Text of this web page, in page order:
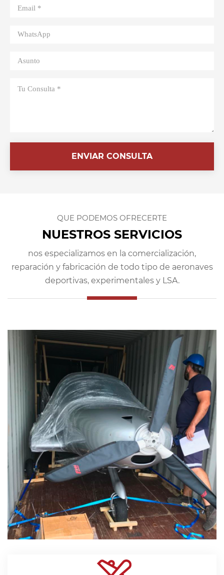
ENVIAR CONSULTA
QUE PODEMOS OFRECERTE
NUESTROS SERVICIOS
nos especializamos en la comercialización,
reparación y fabricación de todo tipo de aeronaves
deportivas, experimentales y LSA.